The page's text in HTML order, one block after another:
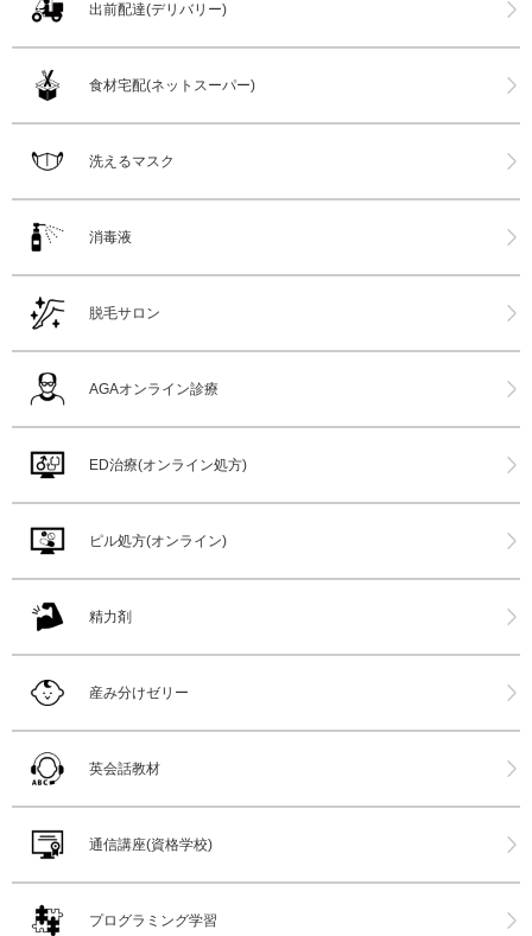
出前配達(デリバリー)
食材宅配(ネットスーパー)
洗えるマスク
消毒液
脱毛サロン
AGAオンライン診療
ED治療(オンライン処方)
ピル処方(オンライン)
精力剤
産み分けゼリー
英会話教材
通信講座(資格学校)
プログラミング学習